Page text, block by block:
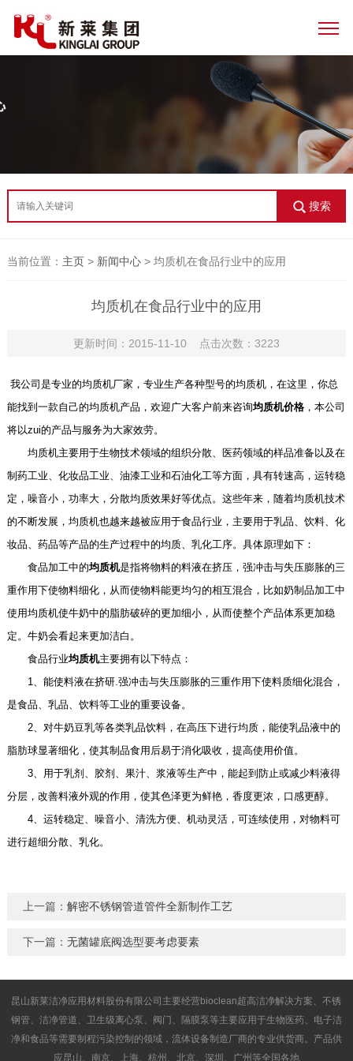
搜索
当前位置： 主页> 新闻中心> 均质机在食品行业中的应用
均质机在食品行业中的应用
更新时间：2015-11-10 点击次数：3223
我公司是专业的均质机厂家，专业生产各种型号的均质机，在这里，你总
能找到一款自己的均质机产品，欢迎广大客户前来咨询均质机价格，本公司
将以zui的产品与服务为大家效劳。
均质机主要用于生物技术领域的组织分散、医药领域的样品准备以及在
制药工业、化妆品工业、油漆工业和石油化工等方面，具有转速高，运转稳
定，噪音小，功率大，分散均质效果好等优点。这些年来，随着均质机技术
的不断发展，均质机也越来越被应用于食品行业，主要用于乳品、饮料、化
妆品、药品等产品的生产过程中的均质、乳化工序。具体原理如下：
食品加工中的均质机是指将物料的料液在挤压，强冲击与失压膨胀的三
重作用下使物料细化，从而使物料能更均匀的相互混合，比如奶制品加工中
使用均质机使牛奶中的脂肪破碎的更加细小，从而使整个产品体系更加稳
定。牛奶会看起来更加洁白。
食品行业均质机主要拥有以下特点：
1、能使料液在挤研.强冲击与失压膨胀的三重作用下使料质细化混合，
是食品、乳品、饮料等工业的重要设备。
2、对牛奶豆乳等各类乳品饮料，在高压下进行均质，能使乳品液中的
脂肪球显著细化，使其制品食用后易于消化吸收，提高使用价值。
3、用于乳剂、胶剂、果汁、浆液等生产中，能起到防止或减少料液得
分层，改善料液外观的作用，使其色泽更为鲜艳，香度更浓，口感更醇。
4、运转稳定、噪音小、清洗方便、机动灵活，可连续使用，对物料可
进行超细分散、乳化。
上一篇： 解密不锈钢管道管件全新制作工艺
下一篇： 无菌罐底阀选型要考虑要素
昆山新莱洁净应用材料股份有限公司主要经营bioclean超高洁净解决方案、不锈
钢管、洁净管道、卫生级离心泵、阀门、隔膜泵等主要应用于生物医药、电子洁
净和食品等需要制程污染控制的领域，流体设备制造厂商的专业供货商。产品供
应昆山、南京、上海、杭州、北京、深圳、广州等全国各地